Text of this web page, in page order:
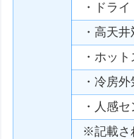
・ドライ
・高天
・ホッ
・冷房
・人感
※記載さ